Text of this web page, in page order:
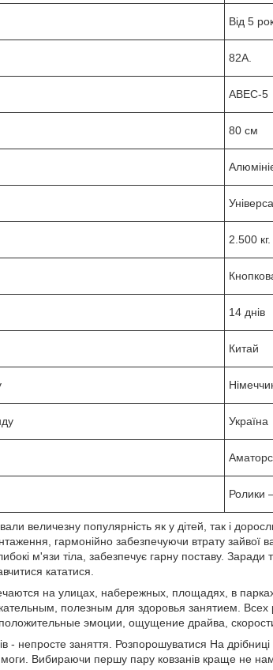
Від 5
82A.
ABEC-5
80 см
2.500 кг.
14 днів
Китай
Україна
Ролики
величезну популярність як у дітей, так і
гармонійно забезпечуючи втрату зайвої
м'язи тіла, забезпечує гарну поставу.
кататися.
на улицах, набережных, площадях, в
полезным для здоровья занятием.
эмоции, ощущение драйва,
- непросте заняття. Розпорошуватися На
Вибираючи першу пару ковзанів краще не